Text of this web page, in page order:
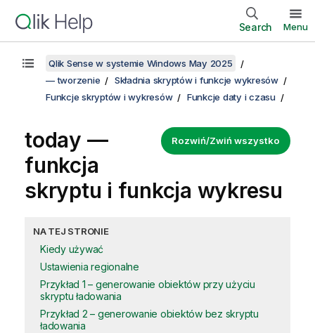
Search Menu
Qlik Sense w systemie Windows May 2025
— tworzenie
Składnia skryptów i funkcje wykresów
Funkcje skryptów i wykresów
Funkcje daty i czasu
Rozwiń/Zwiń wszystko
today —
funkcja
skryptu i funkcja wykresu
NA TEJ STRONIE
Kiedy używać
Ustawienia regionalne
Przykład 1 – generowanie obiektów przy użyciu
skryptu ładowania
Przykład 2 – generowanie obiektów bez skryptu
ładowania